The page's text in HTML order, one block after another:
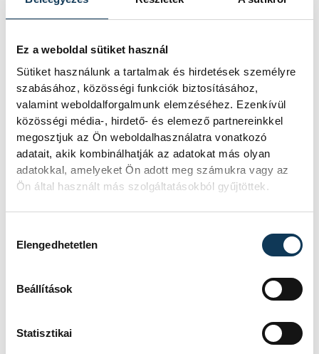
Ez a weboldal sütiket használ
Sütiket használunk a tartalmak és hirdetések személyre
szabásához, közösségi funkciók biztosításához,
valamint weboldalforgalmunk elemzéséhez. Ezenkívül
közösségi média-, hirdető- és elemező partnereinkkel
megosztjuk az Ön weboldalhasználatra vonatkozó
adatait, akik kombinálhatják az adatokat más olyan
adatokkal, amelyeket Ön adott meg számukra vagy az
Ön által használt más szolgáltatásokból gyűjtöttek.
Elengedhetetlen
Beállítások
StatisztikaiTOVÁBBI CIKKEK